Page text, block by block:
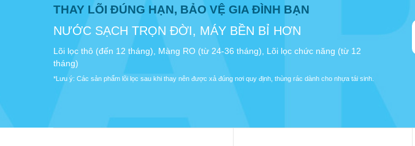
THAY LÕI ĐÚNG HẠN, BẢO VỆ GIA ĐÌNH BẠN
NƯỚC SẠCH TRỌN ĐỜI, MÁY BỀN BỈ HƠN
Lõi lọc thô (đến 12 tháng), Màng RO (từ 24-36 tháng), Lõi lọc chức năng (từ 12
tháng)
*Lưu ý: Các sản phẩm lõi lọc sau khi thay nên được xả đúng nơi quy định, thùng rác dành cho nhựa tái sinh.